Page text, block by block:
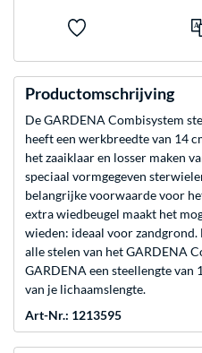
Productomschrijving
De GARDENA Combisystem
heeft een werkbreedte van 14
het zaaiklaar en losser maken
speciaal vormgegeven
belangrijke voorwaarde voor
extra wiedbeugel maakt het
wieden: ideaal voor
alle stelen van het GARDENA
GARDENA een steellengte van
van je lichaamslengte.
Art-Nr.: 1213595